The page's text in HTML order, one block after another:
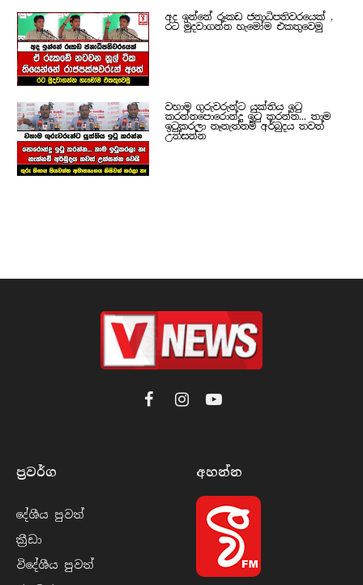
අද ඉන්නේ රූකඩ ජනාධිපතිවරයෙක් ,
රට මුදවාගන්න හැමෝම එකතුවෙමු
වහාම ගුරුවරුන්ට යුක්තිය ඉටු
කරන්නපොරොන්දු ඉටු කරන්න... තාම
ඉටුකරලා නෑනැත්නම් අර්බුදය තවත්
උත්සන්න
FacebookInstagramYouTube
ප්‍රවර්​ග
දේශීය පුව​ත්
ක්‍රී​ඩා
විදේශීය පුව​ත්
අහන්​න